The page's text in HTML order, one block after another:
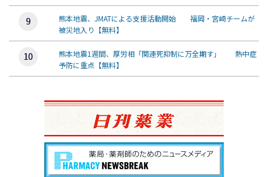
熊本地震、JMATによる支援活動開始 福岡・宮崎チームが
被災地入り【無料】
熊本地震1週間、厚労相「関連死抑制に万全期す」 熱中症
予防に重点【無料】